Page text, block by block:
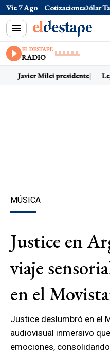
Vie 7 Ago Cotizaciones
Oficial $1520 Dólar
EL DESTAPE
RADIO
Javier Milei presidente
MÚSICA
Justice en
viaje
en el
Justice deslumbró en el
audiovisual inmersivo
emociones,